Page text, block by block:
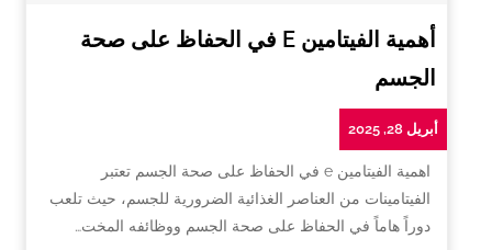
أهمية الفيتامين E في الحفاظ على صحة
الجسم
أبريل 28, 2025
اهمية الفيتامين e في الحفاظ على صحة الجسم تعتبر
الفيتامينات من العناصر الغذائية الضرورية للجسم، حيث تلعب
دوراً هاماً في الحفاظ على صحة الجسم ووظائفه المخت…